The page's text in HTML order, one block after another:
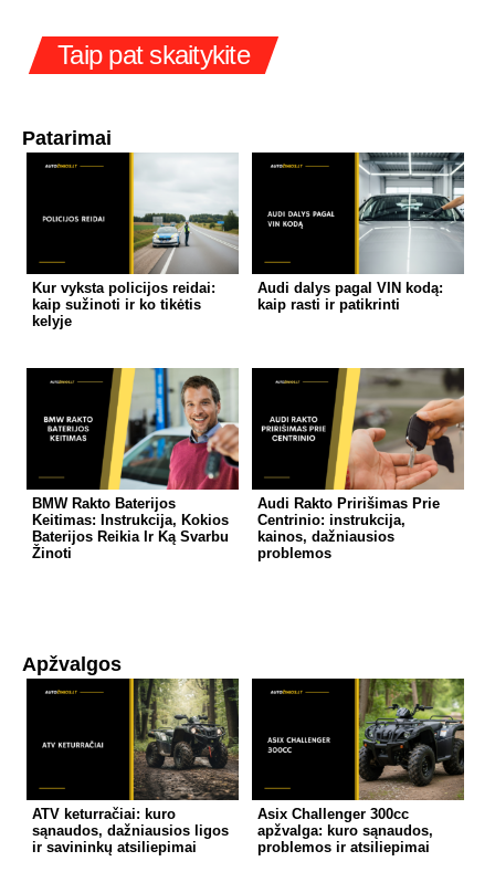
Taip pat skaitykite
Patarimai
Kur vyksta policijos reidai:
kaip sužinoti ir ko tikėtis
kelyje
Audi dalys pagal VIN kodą:
kaip rasti ir patikrinti
BMW Rakto Baterijos
Keitimas: Instrukcija, Kokios
Baterijos Reikia Ir Ką Svarbu
Žinoti
Audi Rakto Pririšimas Prie
Centrinio: instrukcija,
kainos, dažniausios
problemos
Apžvalgos
ATV keturračiai: kuro
sąnaudos, dažniausios ligos
ir savininkų atsiliepimai
Asix Challenger 300cc
apžvalga: kuro sąnaudos,
problemos ir atsiliepimai